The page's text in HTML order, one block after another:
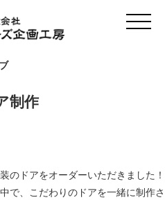
t
o
n
制作
のドアをオーダーいただきました！
で、こだわりのドアを一緒に制作さ